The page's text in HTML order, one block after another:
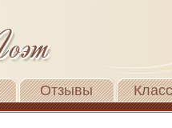
Отзывы